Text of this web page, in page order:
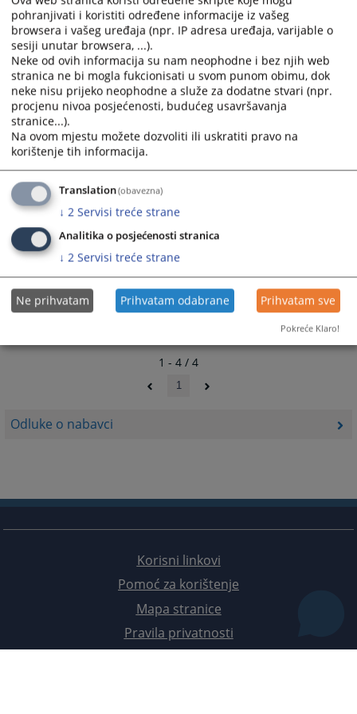
Odluke o nabavci
calendar
and
select
a
date.
Press
the
question
mark
key
to
get
keyboard
shortcuts
for
changing
dates.
calendar
and
select
a
date.
Press
the
question
mark
key
to
the
keyboard
shortcuts
for
changing
dates.
18.05.2020.
- opremanje poslovnih prostorija, kancelarijski namještaj
24.02.2020.
Odluka kojom se poništava otvoreni postupak javne
nabavke opremanje poslovnih prostorija - kancelarijski
namještaj
Odluka o izboru ponuđača u otvorenom postupku nabavke
- opremanje poslovnih prostorija, kancelarijski namještaj
1 - 4 / 4
1
Korisni linkovi
Pomoć za korištenje
Mapa stranice
Pravila privatnosti
pohranjivati i koristiti određene informacije iz vašeg
browsera i vašeg uređaja (npr. IP adresa uređaja, varijable o
sesiji unutar browsera, ...).
Neke od ovih informacija su nam neophodne i bez njih web
stranica ne bi mogla fukcionisati u svom punom obimu, dok
neke nisu prijeko neophodne a služe za dodatne stvari (npr.
procjenu nivoa posjećenosti, budućeg usavršavanja
stranice...).
Na ovom mjestu možete dozvoliti ili uskratiti pravo na
korištenje tih informacija.
Translation(obavezna)
↓ 2 Servisi treće strane
Analitika o posjećenosti stranica
↓ 2 Servisi treće strane
Ne prihvatam Prihvatam odabrane Prihvatam sve
Pokreće Klaro!